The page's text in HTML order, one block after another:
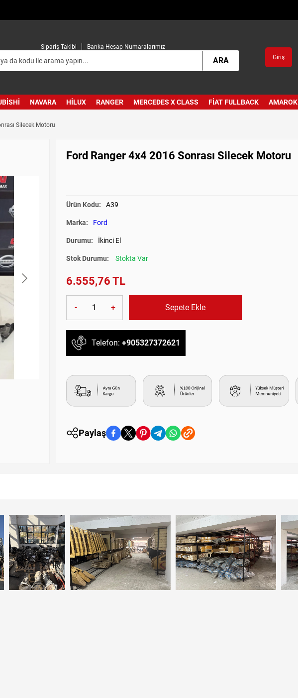
Sipariş Takibi Banka Hesap Numaralarımız
ARA Giriş
NAVARA HILUX RANGER MERCEDES X CLASS FIAT FULLBACK AMAROK
Silecek Motoru
Ford Ranger 4x4 2016 Sonrası Silecek Motoru
Ürün Kodu: A39
Marka: Ford
Durumu: İkinci El
Stok Durumu: Stokta Var
6.555,76 TL
- + Sepete Ekle
Telefon: +905327372621
Paylaş